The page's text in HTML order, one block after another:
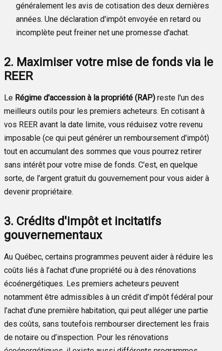
généralement les avis de cotisation des deux dernières
années. Une déclaration d'impôt envoyée en retard ou
incomplète peut freiner net une promesse d'achat.
2. Maximiser votre mise de fonds via le
REER
Le Régime d'accession à la propriété (RAP) reste l'un des
meilleurs outils pour les premiers acheteurs. En cotisant à
vos REER avant la date limite, vous réduisez votre revenu
imposable (ce qui peut générer un remboursement d'impôt)
tout en accumulant des sommes que vous pourrez retirer
sans intérêt pour votre mise de fonds. C’est, en quelque
sorte, de l’argent gratuit du gouvernement pour vous aider à
devenir propriétaire.
3. Crédits d'impôt et incitatifs
gouvernementaux
Au Québec, certains programmes peuvent aider à réduire les
coûts liés à l’achat d’une propriété ou à des rénovations
écoénergétiques. Les premiers acheteurs peuvent
notamment être admissibles à un crédit d’impôt fédéral pour
l’achat d’une première habitation, qui peut alléger une partie
des coûts, sans toutefois rembourser directement les frais
de notaire ou d’inspection. Pour les rénovations